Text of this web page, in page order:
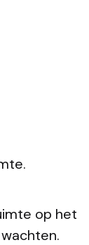
op het